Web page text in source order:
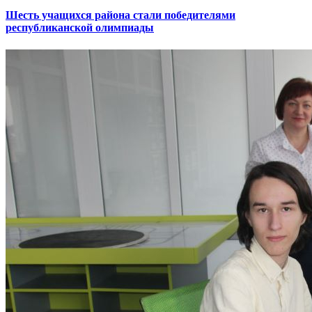
Шесть учащихся района стали победителями
республиканской олимпиады